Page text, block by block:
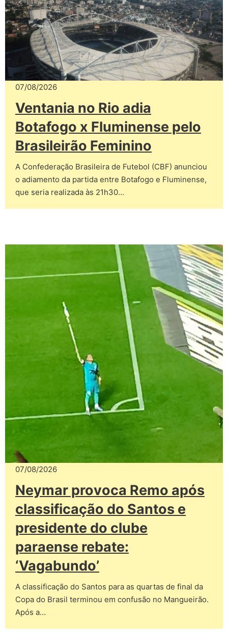
07/08/2026
Ventania no Rio adia
Botafogo x Fluminense pelo
Brasileirão Feminino
A Confederação Brasileira de Futebol (CBF) anunciou
o adiamento da partida entre Botafogo e Fluminense,
que seria realizada às 21h30…
07/08/2026
Neymar provoca Remo após
classificação do Santos e
presidente do clube
paraense rebate:
‘Vagabundo’
A classificação do Santos para as quartas de final da
Copa do Brasil terminou em confusão no Mangueirão.
Após a…